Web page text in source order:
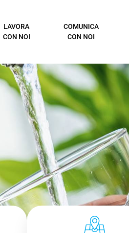
LAVORA
CON NOI
COMUNICA
CON NOI